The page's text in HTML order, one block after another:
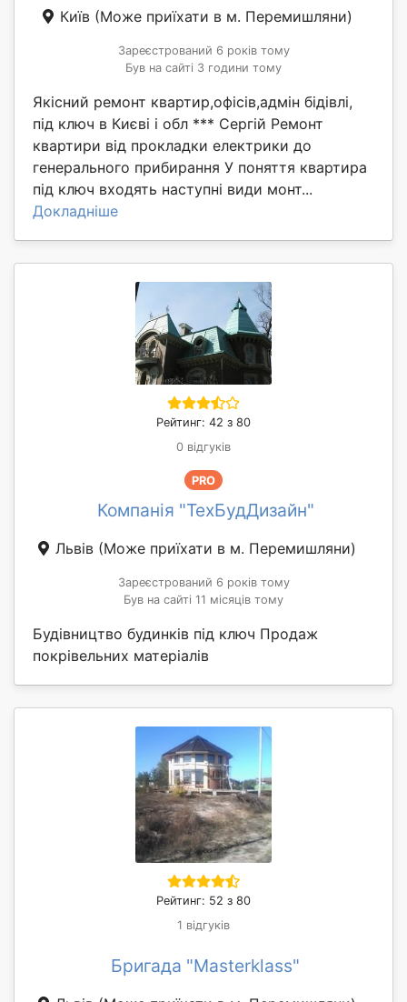
Київ (Може приїхати в м. Перемишляни)
Зареєстрований 6 років тому
Був на сайті 3 години тому
Якісний ремонт квартир,офісів,адмін бідівлі,
під ключ в Києві і обл *** Сергій Ремонт
квартири від прокладки електрики до
генерального прибирання У поняття квартира
під ключ входять наступні види монт...
Докладніше
Рейтинг: 42 з 80
0 відгуків
PRO
Компанія "ТехБудДизайн"
Львів (Може приїхати в м. Перемишляни)
Зареєстрований 6 років тому
Був на сайті 11 місяців тому
Будівництво будинків під ключ Продаж
покрівельних матеріалів
Рейтинг: 52 з 80
1 відгуків
Бригада "Masterklass"